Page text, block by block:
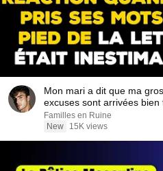
Mon mari a dit que ma
excuses sont arrivées bien
Familles en Ruine
New
15K views